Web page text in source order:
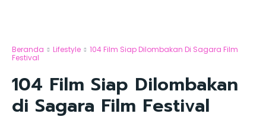
Beranda Lifestyle
104 Film Siap Dilombakan Di Sagara Film
Festival
104 Film Siap Dilombakan
di Sagara Film Festival